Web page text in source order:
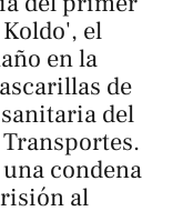
el
en la
de
del
condena
al